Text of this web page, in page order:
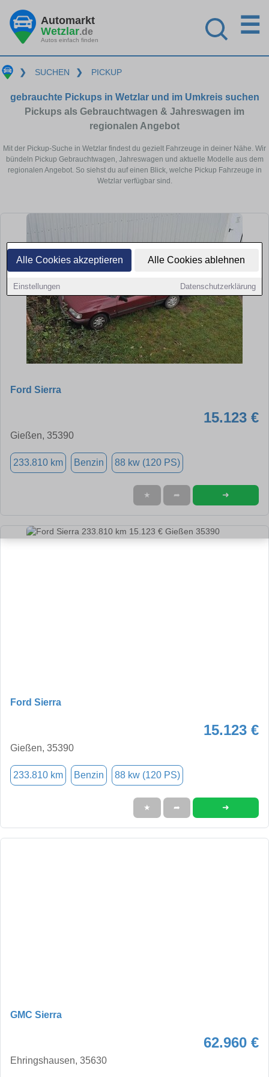
Alle Cookies akzeptieren Alle Cookies ablehnen
Einstellungen Datenschutzerklärung
Automarkt
Wetzlar.de
Autos einfach finden
☰
❯ SUCHEN ❯ PICKUP
gebrauchte Pickups in Wetzlar und im Umkreis suchen
Pickups als Gebrauchtwagen & Jahreswagen im
regionalen Angebot
Mit der Pickup-Suche in Wetzlar findest du gezielt Fahrzeuge in deiner Nähe. Wir
bündeln Pickup Gebrauchtwagen, Jahreswagen und aktuelle Modelle aus dem
regionalen Angebot. So siehst du auf einen Blick, welche Pickup Fahrzeuge in
Wetzlar verfügbar sind.
Ford Sierra
15.123 €
Gießen, 35390
233.810 km Benzin 88 kw (120 PS)
★ ➦ ➜
Ford Sierra
15.123 €
Gießen, 35390
233.810 km Benzin 88 kw (120 PS)
★ ➦ ➜
GMC Sierra
62.960 €
Ehringshausen, 35630